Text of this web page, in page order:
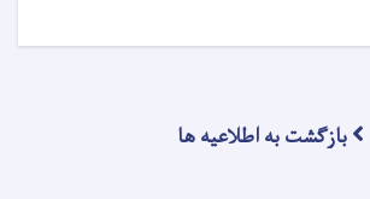
بازگشت به اطلاعیه ها